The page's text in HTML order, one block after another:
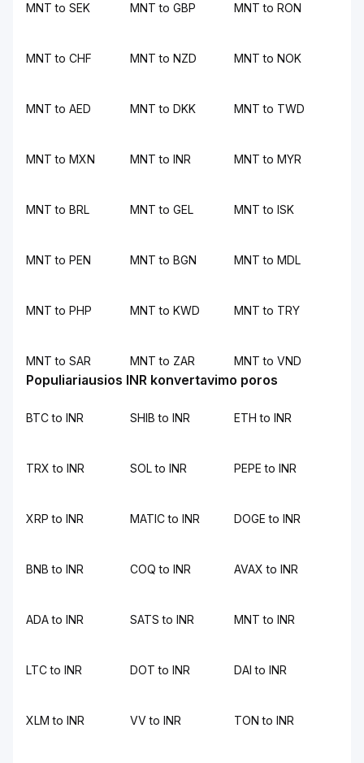
MNT to SEK MNT to GBP MNT to RON
MNT to CHF MNT to NZD MNT to NOK
MNT to AED MNT to DKK MNT to TWD
MNT to MXN MNT to INR MNT to MYR
MNT to BRL MNT to GEL MNT to ISK
MNT to PEN MNT to BGN MNT to MDL
MNT to PHP MNT to KWD MNT to TRY
MNT to SAR MNT to ZAR MNT to VND
Populiariausios INR konvertavimo poros
BTC to INR SHIB to INR ETH to INR
TRX to INR SOL to INR PEPE to INR
XRP to INR MATIC to INR DOGE to INR
BNB to INR COQ to INR AVAX to INR
ADA to INR SATS to INR MNT to INR
LTC to INR DOT to INR DAI to INR
XLM to INR VV to INR TON to INR